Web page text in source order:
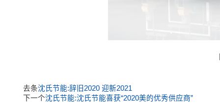
去条沈氏节能:辞旧2020 迎新2021
下一个沈氏节能:沈氏节能喜获“2020美的优秀供应商”